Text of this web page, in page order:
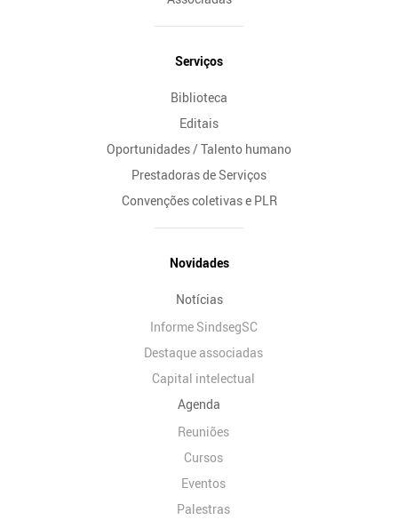
Serviços
Biblioteca
Editais
Oportunidades / Talento humano
Prestadoras de Serviços
Convenções coletivas e PLR
Novidades
Notícias
Informe SindsegSC
Destaque associadas
Capital intelectual
Agenda
Reuniões
Cursos
Eventos
Palestras